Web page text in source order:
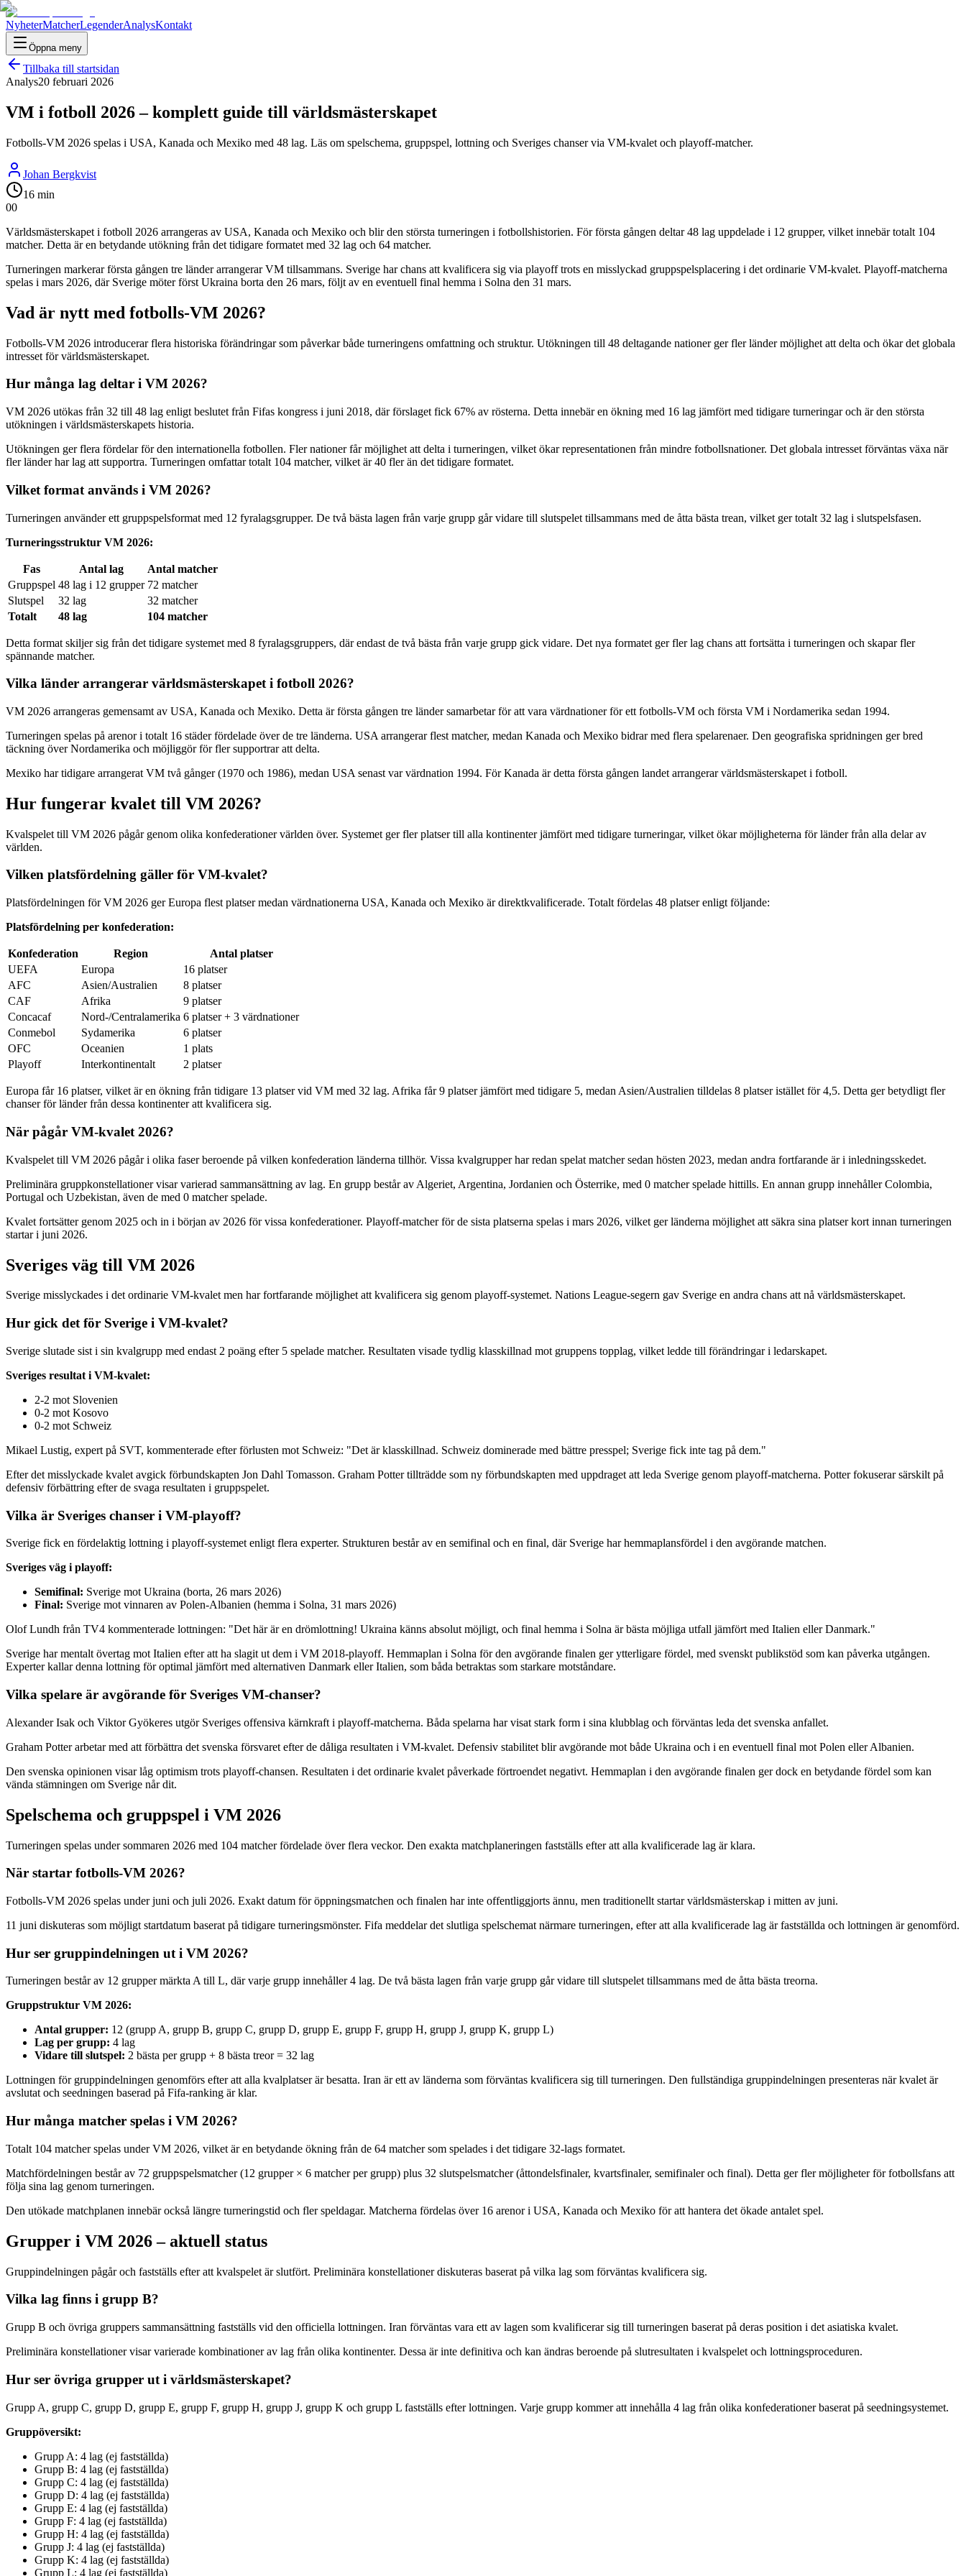
NyheterMatcherLegenderAnalysKontakt
Öppna meny
Tillbaka till startsidan
Analys20 februari 2026
VM i fotboll 2026 – komplett guide till världsmästerskapet
Fotbolls-VM 2026 spelas i USA, Kanada och Mexiko med 48 lag. Läs om spelschema, gruppspel, lottning och Sveriges chanser via VM-kvalet och playoff-matcher.
Johan Bergkvist
16 min
00
Världsmästerskapet i fotboll 2026 arrangeras av USA, Kanada och Mexiko och blir den största turneringen i fotbollshistorien. För första gången deltar 48 lag uppdelade i 12 grupper, vilket innebär totalt 104
matcher. Detta är en betydande utökning från det tidigare formatet med 32 lag och 64 matcher.
Turneringen markerar första gången tre länder arrangerar VM tillsammans. Sverige har chans att kvalificera sig via playoff trots en misslyckad gruppspelsplacering i det ordinarie VM-kvalet. Playoff-matcherna
spelas i mars 2026, där Sverige möter först Ukraina borta den 26 mars, följt av en eventuell final hemma i Solna den 31 mars.
Vad är nytt med fotbolls-VM 2026?
Fotbolls-VM 2026 introducerar flera historiska förändringar som påverkar både turneringens omfattning och struktur. Utökningen till 48 deltagande nationer ger fler länder möjlighet att delta och ökar det globala
intresset för världsmästerskapet.
Hur många lag deltar i VM 2026?
VM 2026 utökas från 32 till 48 lag enligt beslutet från Fifas kongress i juni 2018, där förslaget fick 67% av rösterna. Detta innebär en ökning med 16 lag jämfört med tidigare turneringar och är den största
utökningen i världsmästerskapets historia.
Utökningen ger flera fördelar för den internationella fotbollen. Fler nationer får möjlighet att delta i turneringen, vilket ökar representationen från mindre fotbollsnationer. Det globala intresset förväntas växa när
fler länder har lag att supportra. Turneringen omfattar totalt 104 matcher, vilket är 40 fler än det tidigare formatet.
Vilket format används i VM 2026?
Turneringen använder ett gruppspelsformat med 12 fyralagsgrupper. De två bästa lagen från varje grupp går vidare till slutspelet tillsammans med de åtta bästa trean, vilket ger totalt 32 lag i slutspelsfasen.
Turneringsstruktur VM 2026:
Fas Antal lag
Antal matcher
Gruppspel 48 lag i 12 grupper 72 matcher
Slutspel
32 lag
32 matcher
Totalt
48 lag 104 matcher
Detta format skiljer sig från det tidigare systemet med 8 fyralagsgruppers, där endast de två bästa från varje grupp gick vidare. Det nya formatet ger fler lag chans att fortsätta i turneringen och skapar fler
spännande matcher.
Vilka länder arrangerar världsmästerskapet i fotboll 2026?
VM 2026 arrangeras gemensamt av USA, Kanada och Mexiko. Detta är första gången tre länder samarbetar för att vara värdnationer för ett fotbolls-VM och första VM i Nordamerika sedan 1994.
Turneringen spelas på arenor i totalt 16 städer fördelade över de tre länderna. USA arrangerar flest matcher, medan Kanada och Mexiko bidrar med flera spelarenaer. Den geografiska spridningen ger bred
täckning över Nordamerika och möjliggör för fler supportrar att delta.
Mexiko har tidigare arrangerat VM två gånger (1970 och 1986), medan USA senast var värdnation 1994. För Kanada är detta första gången landet arrangerar världsmästerskapet i fotboll.
Hur fungerar kvalet till VM 2026?
Kvalspelet till VM 2026 pågår genom olika konfederationer världen över. Systemet ger fler platser till alla kontinenter jämfört med tidigare turneringar, vilket ökar möjligheterna för länder från alla delar av
världen.
Vilken platsfördelning gäller för VM-kvalet?
Platsfördelningen för VM 2026 ger Europa flest platser medan värdnationerna USA, Kanada och Mexiko är direktkvalificerade. Totalt fördelas 48 platser enligt följande:
Platsfördelning per konfederation:
Konfederation Region
Antal platser
UEFA
Europa
16 platser
AFC
Asien/Australien
8 platser
CAF
Afrika
9 platser
Concacaf
Nord-/Centralamerika 6 platser + 3 värdnationer
Conmebol
Sydamerika
6 platser
OFC
Oceanien
1 plats
Playoff
Interkontinentalt 2 platser
Europa får 16 platser, vilket är en ökning från tidigare 13 platser vid VM med 32 lag. Afrika får 9 platser jämfört med tidigare 5, medan Asien/Australien tilldelas 8 platser istället för 4,5. Detta ger betydligt fler
chanser för länder från dessa kontinenter att kvalificera sig.
När pågår VM-kvalet 2026?
Kvalspelet till VM 2026 pågår i olika faser beroende på vilken konfederation länderna tillhör. Vissa kvalgrupper har redan spelat matcher sedan hösten 2023, medan andra fortfarande är i inledningsskedet.
Preliminära gruppkonstellationer visar varierad sammansättning av lag. En grupp består av Algeriet, Argentina, Jordanien och Österrike, med 0 matcher spelade hittills. En annan grupp innehåller Colombia,
Portugal och Uzbekistan, även de med 0 matcher spelade.
Kvalet fortsätter genom 2025 och in i början av 2026 för vissa konfederationer. Playoff-matcher för de sista platserna spelas i mars 2026, vilket ger länderna möjlighet att säkra sina platser kort innan turneringen
startar i juni 2026.
Sveriges väg till VM 2026
Sverige misslyckades i det ordinarie VM-kvalet men har fortfarande möjlighet att kvalificera sig genom playoff-systemet. Nations League-segern gav Sverige en andra chans att nå världsmästerskapet.
Hur gick det för Sverige i VM-kvalet?
Sverige slutade sist i sin kvalgrupp med endast 2 poäng efter 5 spelade matcher. Resultaten visade tydlig klasskillnad mot gruppens topplag, vilket ledde till förändringar i ledarskapet.
Sveriges resultat i VM-kvalet:
2-2 mot Slovenien
0-2 mot Kosovo
0-2 mot Schweiz
Mikael Lustig, expert på SVT, kommenterade efter förlusten mot Schweiz: "Det är klasskillnad. Schweiz dominerade med bättre presspel; Sverige fick inte tag på dem."
Efter det misslyckade kvalet avgick förbundskapten Jon Dahl Tomasson. Graham Potter tillträdde som ny förbundskapten med uppdraget att leda Sverige genom playoff-matcherna. Potter fokuserar särskilt på
defensiv förbättring efter de svaga resultaten i gruppspelet.
Vilka är Sveriges chanser i VM-playoff?
Sverige fick en fördelaktig lottning i playoff-systemet enligt flera experter. Strukturen består av en semifinal och en final, där Sverige har hemmaplansfördel i den avgörande matchen.
Sveriges väg i playoff:
Semifinal: Sverige mot Ukraina (borta, 26 mars 2026)
Final: Sverige mot vinnaren av Polen-Albanien (hemma i Solna, 31 mars 2026)
Olof Lundh från TV4 kommenterade lottningen: "Det här är en drömlottning! Ukraina känns absolut möjligt, och final hemma i Solna är bästa möjliga utfall jämfört med Italien eller Danmark."
Sverige har mentalt övertag mot Italien efter att ha slagit ut dem i VM 2018-playoff. Hemmaplan i Solna för den avgörande finalen ger ytterligare fördel, med svenskt publikstöd som kan påverka utgången.
Experter kallar denna lottning för optimal jämfört med alternativen Danmark eller Italien, som båda betraktas som starkare motståndare.
Vilka spelare är avgörande för Sveriges VM-chanser?
Alexander Isak och Viktor Gyökeres utgör Sveriges offensiva kärnkraft i playoff-matcherna. Båda spelarna har visat stark form i sina klubblag och förväntas leda det svenska anfallet.
Graham Potter arbetar med att förbättra det svenska försvaret efter de dåliga resultaten i VM-kvalet. Defensiv stabilitet blir avgörande mot både Ukraina och i en eventuell final mot Polen eller Albanien.
Den svenska opinionen visar låg optimism trots playoff-chansen. Resultaten i det ordinarie kvalet påverkade förtroendet negativt. Hemmaplan i den avgörande finalen ger dock en betydande fördel som kan
vända stämningen om Sverige når dit.
Spelschema och gruppspel i VM 2026
Turneringen spelas under sommaren 2026 med 104 matcher fördelade över flera veckor. Den exakta matchplaneringen fastställs efter att alla kvalificerade lag är klara.
När startar fotbolls-VM 2026?
Fotbolls-VM 2026 spelas under juni och juli 2026. Exakt datum för öppningsmatchen och finalen har inte offentliggjorts ännu, men traditionellt startar världsmästerskap i mitten av juni.
11 juni diskuteras som möjligt startdatum baserat på tidigare turneringsmönster. Fifa meddelar det slutliga spelschemat närmare turneringen, efter att alla kvalificerade lag är fastställda och lottningen är genomförd.
Hur ser gruppindelningen ut i VM 2026?
Turneringen består av 12 grupper märkta A till L, där varje grupp innehåller 4 lag. De två bästa lagen från varje grupp går vidare till slutspelet tillsammans med de åtta bästa treorna.
Gruppstruktur VM 2026:
Antal grupper: 12 (grupp A, grupp B, grupp C, grupp D, grupp E, grupp F, grupp H, grupp J, grupp K, grupp L)
Lag per grupp: 4 lag
Vidare till slutspel: 2 bästa per grupp + 8 bästa treor = 32 lag
Lottningen för gruppindelningen genomförs efter att alla kvalplatser är besatta. Iran är ett av länderna som förväntas kvalificera sig till turneringen. Den fullständiga gruppindelningen presenteras när kvalet är
avslutat och seedningen baserad på Fifa-ranking är klar.
Hur många matcher spelas i VM 2026?
Totalt 104 matcher spelas under VM 2026, vilket är en betydande ökning från de 64 matcher som spelades i det tidigare 32-lags formatet.
Matchfördelningen består av 72 gruppspelsmatcher (12 grupper × 6 matcher per grupp) plus 32 slutspelsmatcher (åttondelsfinaler, kvartsfinaler, semifinaler och final). Detta ger fler möjligheter för fotbollsfans att
följa sina lag genom turneringen.
Den utökade matchplanen innebär också längre turneringstid och fler speldagar. Matcherna fördelas över 16 arenor i USA, Kanada och Mexiko för att hantera det ökade antalet spel.
Grupper i VM 2026 – aktuell status
Gruppindelningen pågår och fastställs efter att kvalspelet är slutfört. Preliminära konstellationer diskuteras baserat på vilka lag som förväntas kvalificera sig.
Vilka lag finns i grupp B?
Grupp B och övriga gruppers sammansättning fastställs vid den officiella lottningen. Iran förväntas vara ett av lagen som kvalificerar sig till turneringen baserat på deras position i det asiatiska kvalet.
Preliminära konstellationer visar varierade kombinationer av lag från olika kontinenter. Dessa är inte definitiva och kan ändras beroende på slutresultaten i kvalspelet och lottningsproceduren.
Hur ser övriga grupper ut i världsmästerskapet?
Grupp A, grupp C, grupp D, grupp E, grupp F, grupp H, grupp J, grupp K och grupp L fastställs efter lottningen. Varje grupp kommer att innehålla 4 lag från olika konfederationer baserat på seedningsystemet.
Gruppöversikt:
Grupp A: 4 lag (ej fastställda)
Grupp B: 4 lag (ej fastställda)
Grupp C: 4 lag (ej fastställda)
Grupp D: 4 lag (ej fastställda)
Grupp E: 4 lag (ej fastställda)
Grupp F: 4 lag (ej fastställda)
Grupp H: 4 lag (ej fastställda)
Grupp J: 4 lag (ej fastställda)
Grupp K: 4 lag (ej fastställda)
Grupp L: 4 lag (ej fastställda)